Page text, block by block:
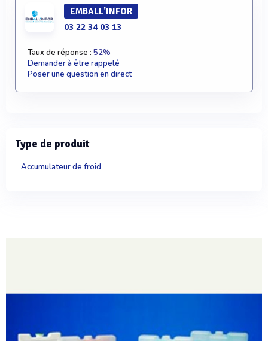
EMBALL'INFOR
03 22 34 03 13
Taux de réponse : 52%
Demander à être rappelé
Poser une question en direct
Type de produit
Accumulateur de froid